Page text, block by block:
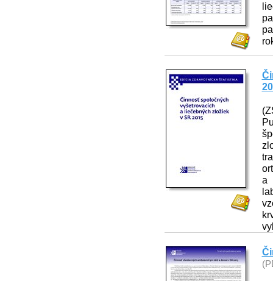
a